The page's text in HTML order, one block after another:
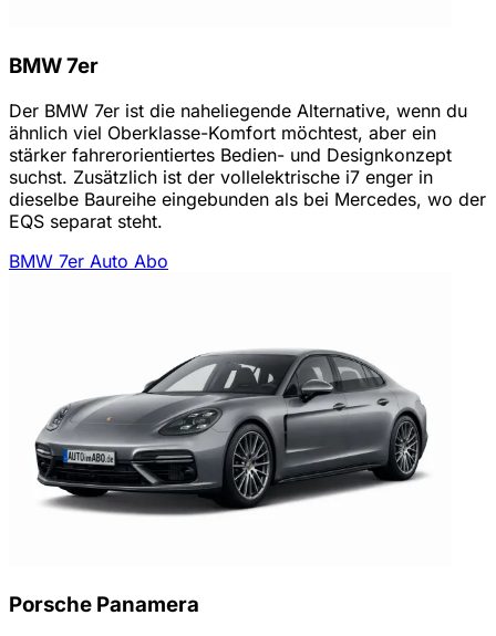
BMW 7er
Der BMW 7er ist die naheliegende Alternative, wenn du
ähnlich viel Oberklasse-Komfort möchtest, aber ein
stärker fahrerorientiertes Bedien- und Designkonzept
suchst. Zusätzlich ist der vollelektrische i7 enger in
dieselbe Baureihe eingebunden als bei Mercedes, wo der
EQS separat steht.
BMW 7er Auto Abo
Porsche Panamera